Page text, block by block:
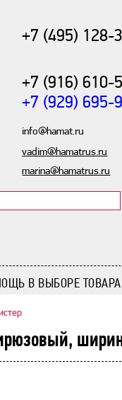
+7 (495) 128-
+7 (916) 610-
+7 (929) 695-
info@hamat.ru
vadim@hamatrus.ru
marina@hamatrus.ru
В ВЫБОРЕ ТОВАРА